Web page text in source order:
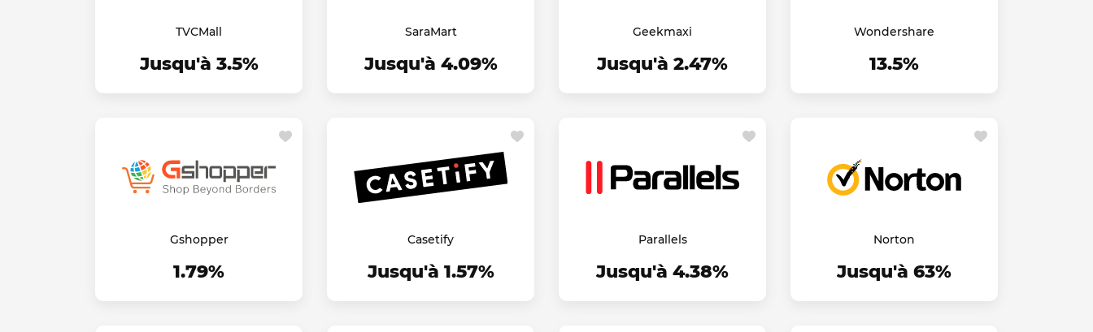
TVCMall
Jusqu'à 3.5%
SaraMart
Jusqu'à 4.09%
Geekmaxi
Jusqu'à 2.47%
Wondershare
13.5%
Gshopper
1.79%
Casetify
Jusqu'à 1.57%
Parallels
Jusqu'à 4.38%
Norton
Jusqu'à 63%